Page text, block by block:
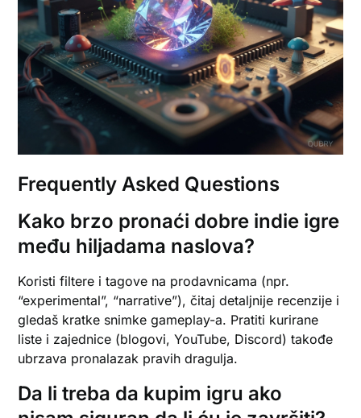
Frequently Asked Questions
Kako brzo pronaći dobre indie igre
među hiljadama naslova?
Koristi filtere i tagove na prodavnicama (npr.
“experimental”, “narrative”), čitaj detaljnije recenzije i
gledaš kratke snimke gameplay-a. Pratiti kurirane
liste i zajednice (blogovi, YouTube, Discord) takođe
ubrzava pronalazak pravih dragulja.
Da li treba da kupim igru ako